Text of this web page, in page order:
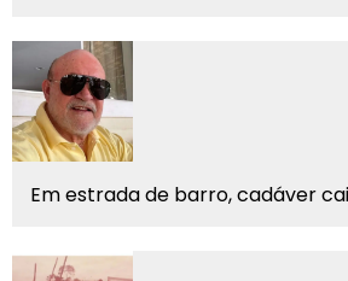
Em estrada de barro, cadáver